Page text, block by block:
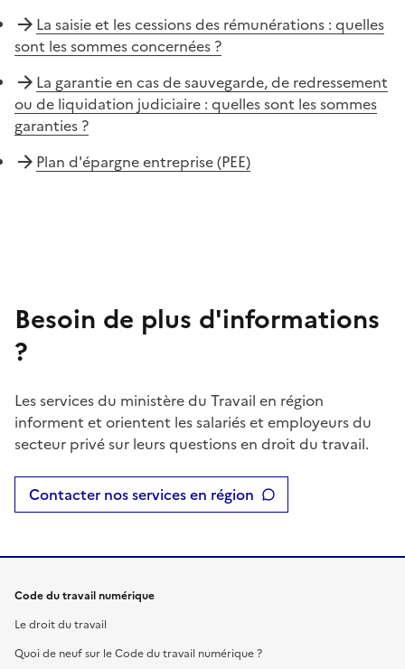
La saisie et les cessions des rémunérations : quelles
sont les sommes concernées ?
La garantie en cas de sauvegarde, de redressement
ou de liquidation judiciaire : quelles sont les sommes
garanties ?
Plan d'épargne entreprise (PEE)
Besoin de plus d'informations
?
Les services du ministère du Travail en région
informent et orientent les salariés et employeurs du
secteur privé sur leurs questions en droit du travail.
Contacter nos services en région
Code du travail numérique
Le droit du travail
Quoi de neuf sur le Code du travail numérique ?